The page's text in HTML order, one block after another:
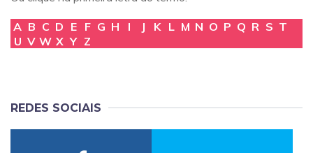
A B C D E F G H I J K L M N O P Q R S T
U V W X Y Z
REDES SOCIAIS